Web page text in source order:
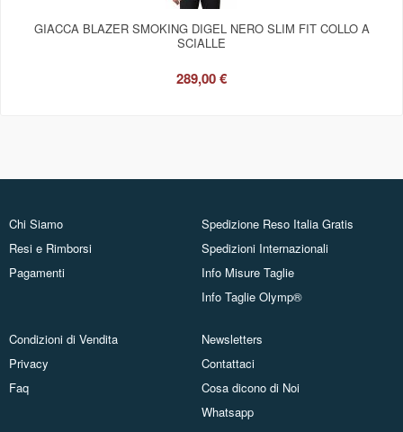
GIACCA BLAZER SMOKING DIGEL NERO SLIM FIT COLLO A
SCIALLE
289,00 €
Chi Siamo
Resi e Rimborsi
Pagamenti
Spedizione Reso Italia Gratis
Spedizioni Internazionali
Info Misure Taglie
Info Taglie Olymp®
Condizioni di Vendita
Privacy
Faq
Newsletters
Contattaci
Cosa dicono di Noi
Whatsapp